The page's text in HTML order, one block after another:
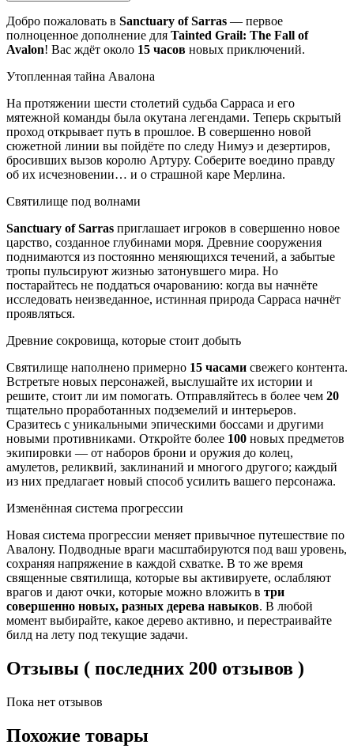
Добро пожаловать в Sanctuary of Sarras — первое
полноценное дополнение для Tainted Grail: The Fall of
Avalon! Вас ждёт около 15 часов новых приключений.
Утопленная тайна Авалона
На протяжении шести столетий судьба Сарраса и его
мятежной команды была окутана легендами. Теперь скрытый
проход открывает путь в прошлое. В совершенно новой
сюжетной линии вы пойдёте по следу Нимуэ и дезертиров,
бросивших вызов королю Артуру. Соберите воедино правду
об их исчезновении… и о страшной каре Мерлина.
Святилище под волнами
Sanctuary of Sarras приглашает игроков в совершенно новое
царство, созданное глубинами моря. Древние сооружения
поднимаются из постоянно меняющихся течений, а забытые
тропы пульсируют жизнью затонувшего мира. Но
постарайтесь не поддаться очарованию: когда вы начнёте
исследовать неизведанное, истинная природа Сарраса начнёт
проявляться.
Древние сокровища, которые стоит добыть
Святилище наполнено примерно 15 часами свежего контента.
Встретьте новых персонажей, выслушайте их истории и
решите, стоит ли им помогать. Отправляйтесь в более чем 20
тщательно проработанных подземелий и интерьеров.
Сразитесь с уникальными эпическими боссами и другими
новыми противниками. Откройте более 100 новых предметов
экипировки — от наборов брони и оружия до колец,
амулетов, реликвий, заклинаний и многого другого; каждый
из них предлагает новый способ усилить вашего персонажа.
Изменённая система прогрессии
Новая система прогрессии меняет привычное путешествие по
Авалону. Подводные враги масштабируются под ваш уровень,
сохраняя напряжение в каждой схватке. В то же время
священные святилища, которые вы активируете, ослабляют
врагов и дают очки, которые можно вложить в три
совершенно новых, разных дерева навыков. В любой
момент выбирайте, какое дерево активно, и перестраивайте
билд на лету под текущие задачи.
Отзывы ( последних 200 отзывов )
Пока нет отзывов
Похожие товары